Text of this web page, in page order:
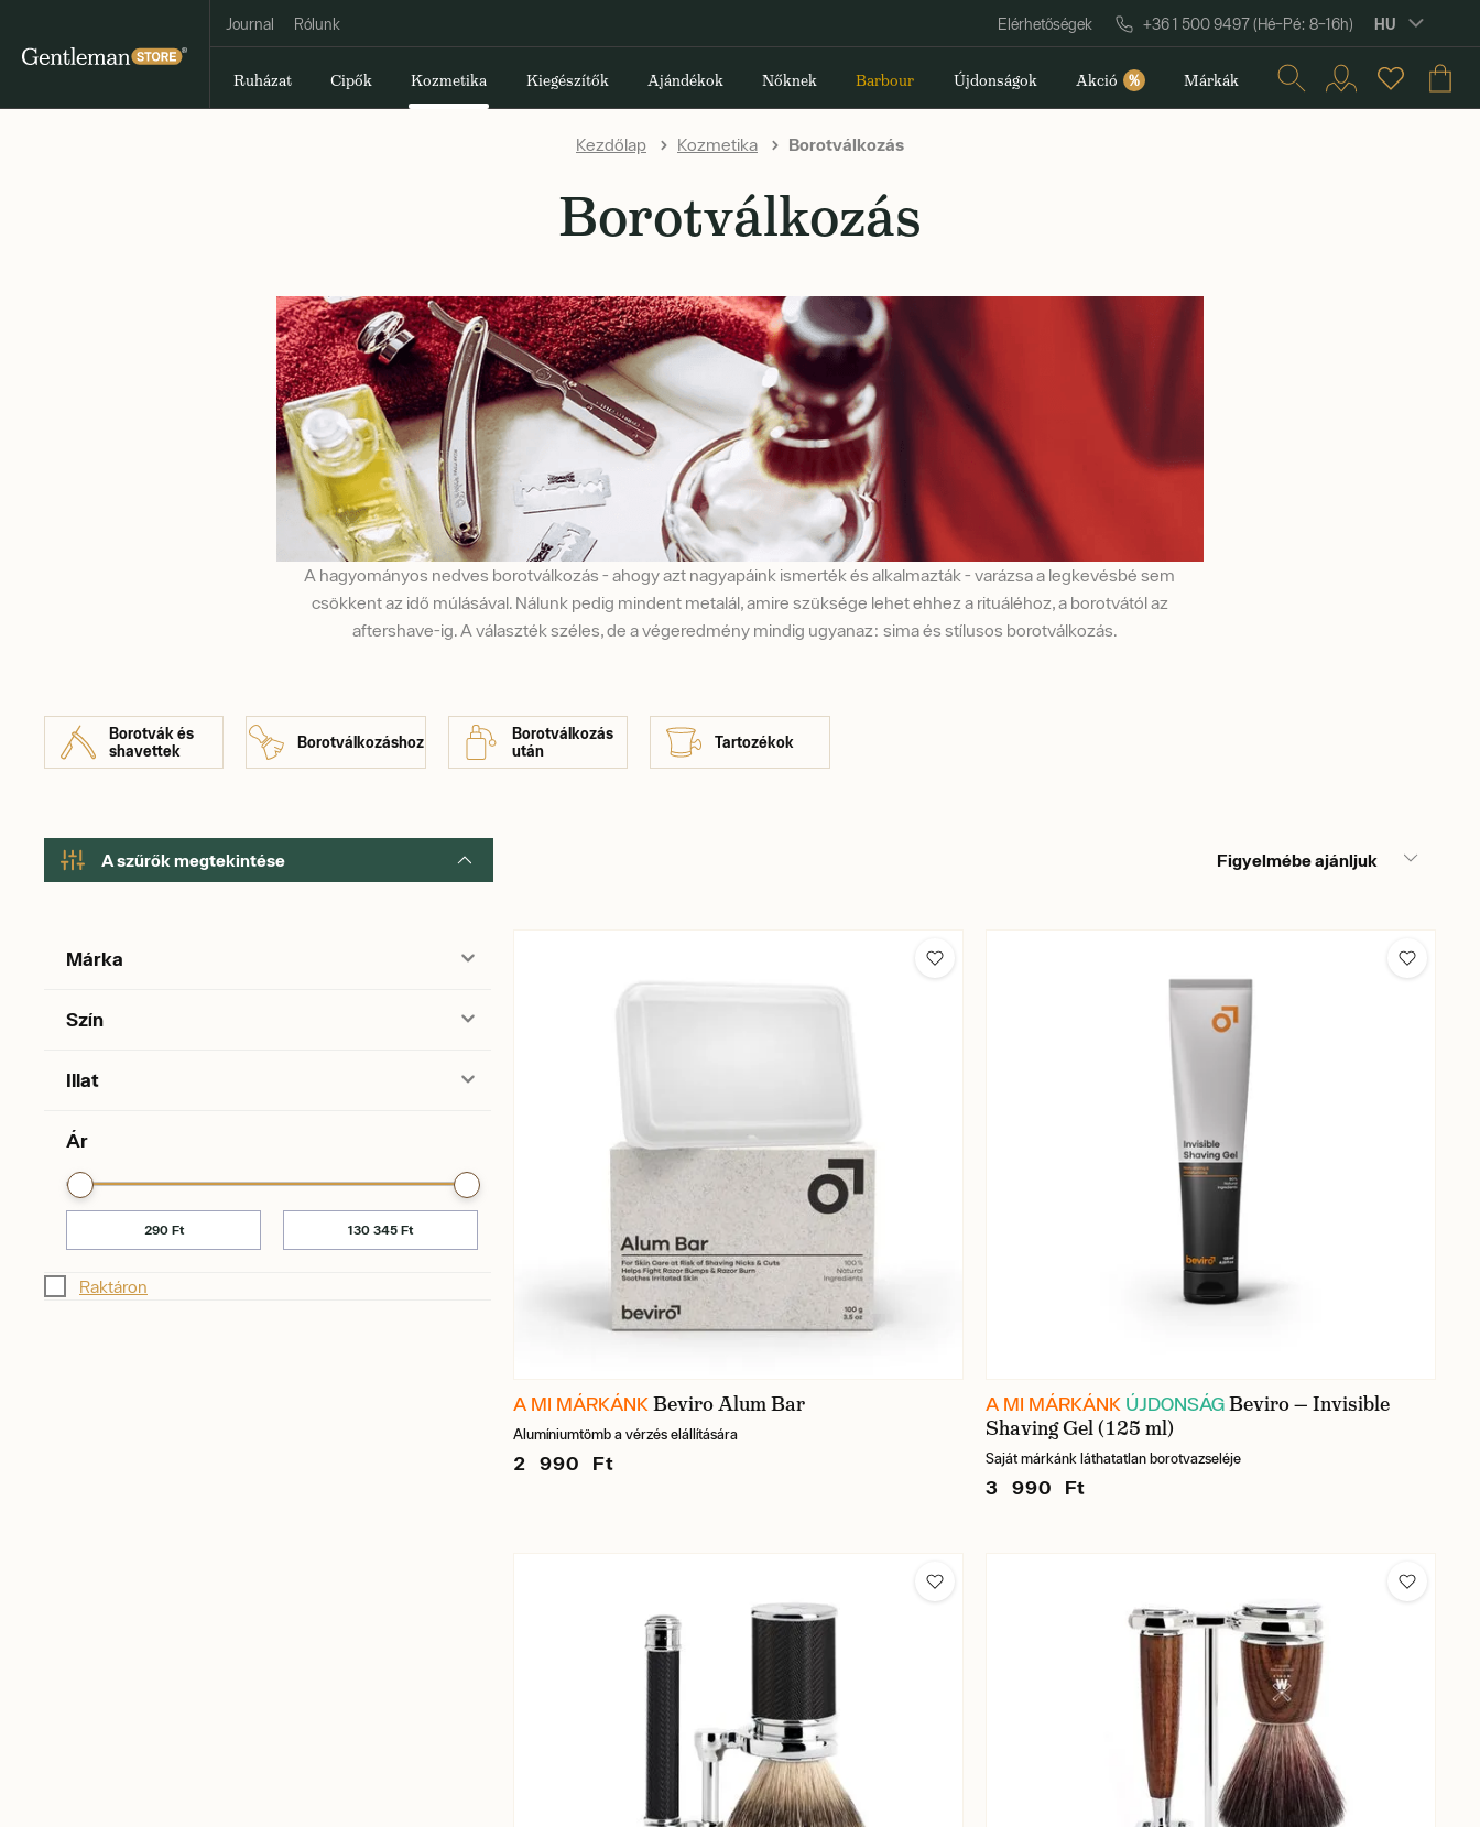
Journal Rólunk Elérhetőségek +36 1 500 9497 (Hé–Pé: 8–16h) HU
Ruházat Cipők Kozmetika Kiegészítők Ajándékok Nőknek Barbour Újdonságok Akció % Márkák
Kezdőlap Kozmetika Borotválkozás
Borotválkozás
A hagyományos nedves borotválkozás - ahogy azt nagyapáink ismerték és alkalmazták - varázsa a legkevésbé sem
csökkent az idő múlásával. Nálunk pedig mindent metalál, amire szüksége lehet ehhez a rituáléhoz, a borotvától az
aftershave-ig. A választék széles, de a végeredmény mindig ugyanaz: sima és stílusos borotválkozás.
Borotvák és
shavettek
Borotválkozáshoz
Borotválkozás
után
Tartozékok
A szűrők megtekintése Figyelmébe ajánljuk
Márka
Szín
Illat
Ár
Raktáron
A MI MÁRKÁNK Beviro Alum Bar
Alumíniumtömb a vérzés elállítására
2 990 Ft
A MI MÁRKÁNK ÚJDONSÁGBeviro — Invisible
Shaving Gel (125 ml)
Saját márkánk láthatatlan borotvazseléje
3 990 Ft